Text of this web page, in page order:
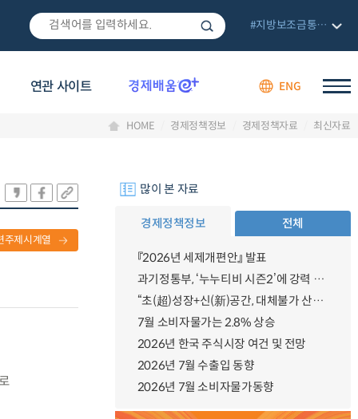
연관 사이트 ENG
#지방보조금통합관리망
HOME 경제정책정보 경제정책자료 최신자료
주제시계열
많이 본 자료
경제정책정보 전체
『2026년 세제개편안』 발표
과기정통부, ‘누누티비 시즌2’에 강력 대응 의지 밝혀
“초(超)성장+신(新)공간, 대체불가 산업강국”
7월 소비자물가는 2.8% 상승
2026년 한국 주식시장 여건 및 전망
2026년 7월 수출입 동향
2026년 7월 소비자물가동향